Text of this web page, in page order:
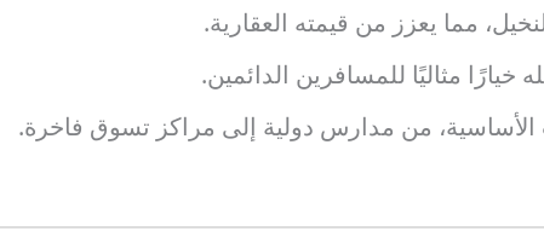
مما يعزز من قيمته العقارية.
مثاليًا للمسافرين الدائمين.
من مدارس دولية إلى مراكز تسوق فاخرة.